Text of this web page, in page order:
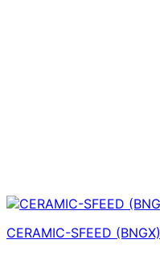
CERAMIC-SFEED (BNGX)